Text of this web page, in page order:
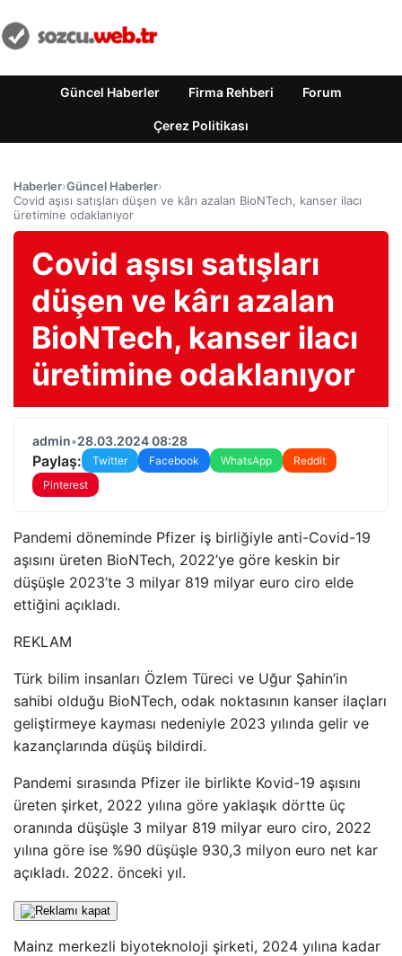
Güncel Haberler Firma Rehberi Forum
Çerez Politikası
Haberler›Güncel Haberler›
Covid aşısı satışları düşen ve kârı azalan BioNTech, kanser ilacı
üretimine odaklanıyor
Covid aşısı satışları
düşen ve kârı azalan
BioNTech, kanser ilacı
üretimine odaklanıyor
admin•28.03.2024 08:28
Paylaş: Twitter Facebook WhatsApp
Reddit
Pinterest
Pandemi döneminde Pfizer iş birliğiyle anti-Covid-19
aşısını üreten BioNTech, 2022’ye göre keskin bir
düşüşle 2023’te 3 milyar 819 milyar euro ciro elde
ettiğini açıkladı.
REKLAM
Türk bilim insanları Özlem Türeci ve Uğur Şahin’in
sahibi olduğu BioNTech, odak noktasının kanser ilaçları
geliştirmeye kayması nedeniyle 2023 yılında gelir ve
kazançlarında düşüş bildirdi.
Pandemi sırasında Pfizer ile birlikte Kovid-19 aşısını
üreten şirket, 2022 yılına göre yaklaşık dörtte üç
oranında düşüşle 3 milyar 819 milyar euro ciro, 2022
yılına göre ise %90 düşüşle 930,3 milyon euro net kar
açıkladı. 2022. önceki yıl.
Mainz merkezli biyoteknoloji şirketi, 2024 yılına kadar